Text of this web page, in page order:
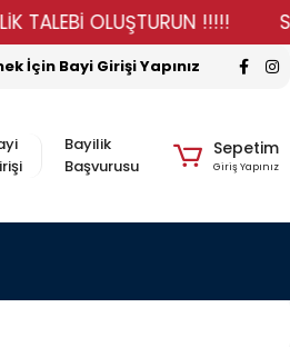
OLUŞTURUN !!!!!
İçin Bayi Girişi Yapınız
Bayilik
Başvurusu
Sepetim
Giriş Yapınız